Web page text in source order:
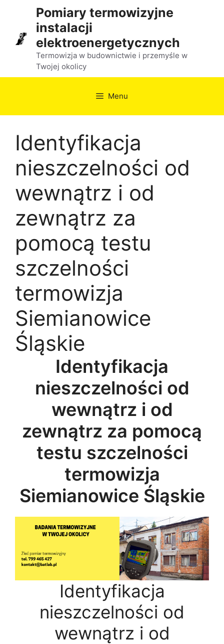
treści
Pomiary termowizyjne
instalacji
elektroenergetycznych
Termowizja w budownictwie i przemyśle w
Twojej okolicy
Menu
Identyfikacja
nieszczelności od
wewnątrz i od
zewnątrz za
pomocą testu
szczelności
termowizja
Siemianowice
Śląskie
Identyfikacja
nieszczelności od
wewnątrz i od
zewnątrz za pomocą
testu szczelności
termowizja
Siemianowice Śląskie
Identyfikacja
nieszczelności od
wewnątrz i od